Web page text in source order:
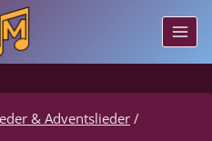
& Adventslieder/